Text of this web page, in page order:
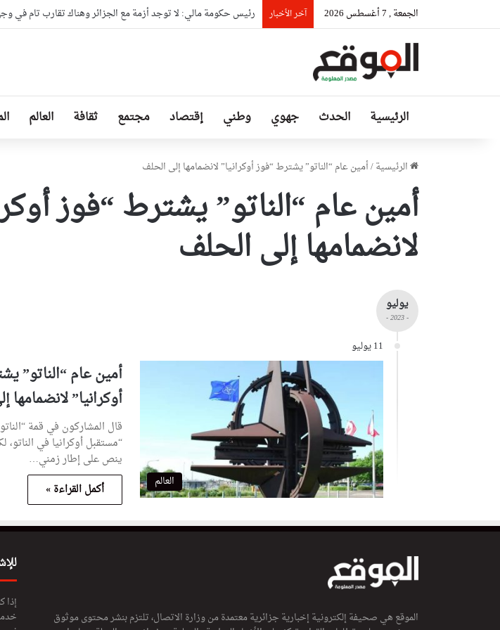
الجمعة , 7 أغسطس 2026 آخر الأخبار رئيس حكومة مالي: لا توجد أزمة مع الجزائر وهناك تقارب تام في
الرئيسية الحدث جهوي وطني إقتصاد مجتمع ثقافة العالم
الرئيسية/أمين عام “الناتو” يشترط “فوز أوكرانيا” لانضمامها إلى الحلف
أمين عام “الناتو” يشترط “فوز
لانضمامها إلى الحلف
يوليو
- 2023 -
11 يوليو
العالم
أمين عام “الناتو”
أوكرانيا” لانضمامها
قال المشاركون في قمة
“مستقبل أوكرانيا في الناتو،
ينص على إطار زمني…
أكمل القراءة »
الموقع هي صحيفة إلكترونية إخبارية جزائرية معتمدة من وزارة الاتصال، تلتزم بنشر محتوى موثوق